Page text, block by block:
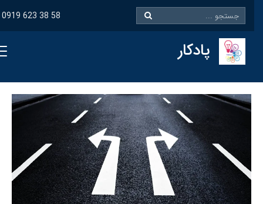
0919 623 38 58
پادکار